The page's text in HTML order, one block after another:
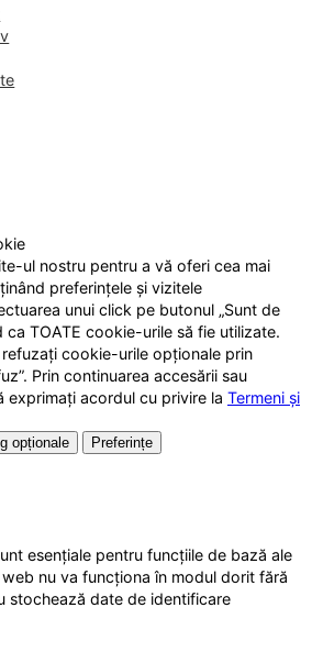
ul nostru pentru a vă oferi cea mai
preferințele și vizitele
unui click pe butonul „Sunt de
ca TOATE cookie-urile să fie utilizate.
refuzați cookie-urile opționale prin
Prin continuarea accesării sau
exprimați acordul cu privire la Termeni și
opționale
Preferințe
esențiale pentru funcțiile de bază ale
nu va funcționa în modul dorit fără
stochează date de identificare